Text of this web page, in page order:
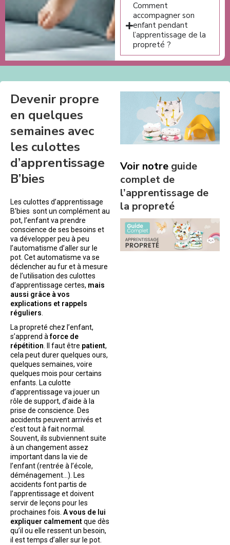
Comment
accompagner son
enfant pendant
l’apprentissage de la
propreté ?
Devenir propre
en quelques
semaines avec
les culottes
d’apprentissage
B’bies
Les culottes d’apprentissage
B’bies sont un complément au
pot, l’enfant va prendre
conscience de ses besoins et
va développer peu à peu
l’automatisme d’aller sur le
pot. Cet automatisme va se
déclencher au fur et à mesure
de l’utilisation des culottes
d’apprentissage certes, mais
aussi grâce à vos
explications et rappels
réguliers.
La propreté chez l’enfant,
s’apprend àforce de
répétition. Il faut être patient,
cela peut durer quelques ours,
quelques semaines, voire
quelques mois pour certains
enfants. La culotte
d’apprentissage va jouer un
rôle de support, d’aide à la
prise de conscience. Des
accidents peuvent arrivés et
c’est tout à fait normal.
Souvent, ils subviennent suite
à un changement assez
important dans la vie de
l’enfant (rentrée à l’école,
déménagement…). Les
accidents font partis de
l’apprentissage et doivent
servir de leçons pour les
prochaines fois. A vous de lui
expliquer calmementque dès
qu’il ou elle ressent un besoin,
il est temps d’aller sur le pot.
Voir notre guide
complet de
l’apprentissage de
la propreté